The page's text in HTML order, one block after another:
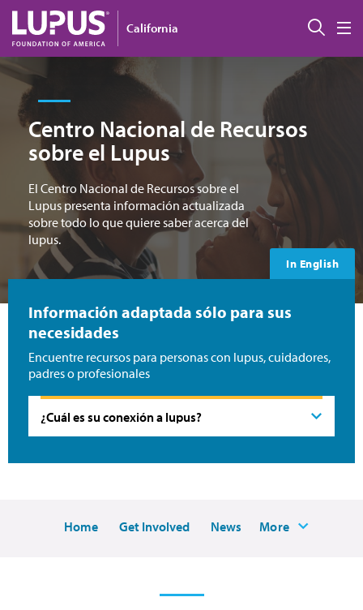
Pasar al contenido principal
California
Centro Nacional de Recursos
sobre el Lupus
El Centro Nacional de Recursos sobre el
Lupus presenta información actualizada
sobre todo lo que quiere saber acerca del
lupus.
In English
Información adaptada sólo para sus
necesidades
Encuentre recursos para personas con lupus, cuidadores,
padres o profesionales
Home Get Involved News More